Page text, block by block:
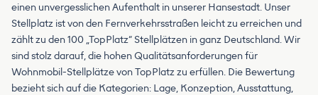
einen unvergesslichen Aufenthalt in unserer Hansestadt. Unser
Stellplatz ist von den Fernverkehrsstraßen leicht zu erreichen und
zählt zu den 100 „TopPlatz“ Stellplätzen in ganz Deutschland. Wir
sind stolz darauf, die hohen Qualitätsanforderungen für
Wohnmobil-Stellplätze von TopPlatz zu erfüllen. Die Bewertung
bezieht sich auf die Kategorien: Lage, Konzeption, Ausstattung,